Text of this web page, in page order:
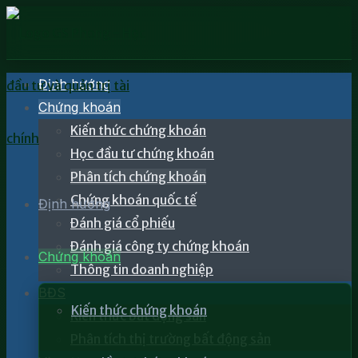
Định hướng
Chứng khoán
Kiến thức chứng khoán
Định hướng
Chứng khoán
Kiến thức chứng khoán
Học đầu tư chứng khoán
Phân tích chứng khoán
Chứng khoán quốc tế
Đánh giá cổ phiếu
Đánh giá công ty chứng khoán
Thông tin doanh nghiệp
BĐS
Kiến thức bất động sản